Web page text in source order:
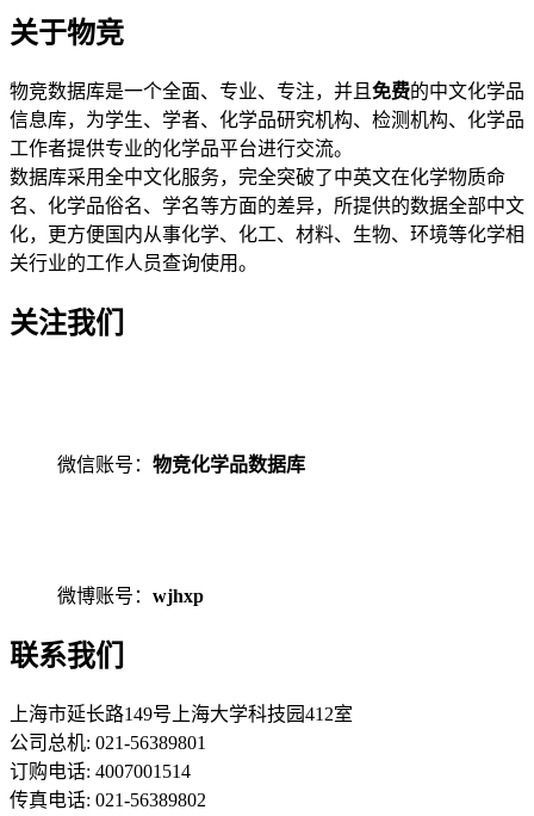
关于物竞
物竞数据库是一个全面、专业、专注，并且 免费的中文化学品
信息库，为学生、学者、化学品研究机构、检测机构、化学品
工作者提供专业的化学品平台进行交流。
数据库采用全中文化服务，完全突破了中英文在化学物质命
名、化学品俗名、学名等方面的差异，所提供的数据全部中文
化，更方便国内从事化学、化工、材料、生物、环境等化学相
关行业的工作人员查询使用。
关注我们
微信账号： 物竞化学品数据库
微博账号： wjhxp
联系我们
上海市延长路149号上海大学科技园412室
公司总机: 021-56389801
订购电话: 4007001514
传真电话: 021-56389802